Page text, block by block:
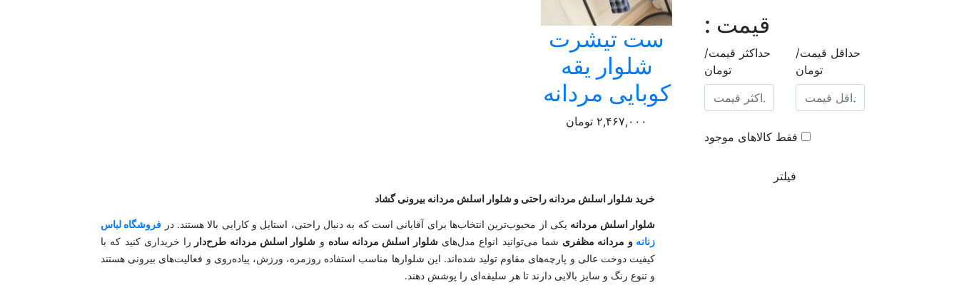
قیمت :
حداقل قیمت/
تومان
حداکثر قیمت/
تومان
فقط کالاهای موجود
فیلتر
ست تیشرت
شلوار یقه
کوبایی مردانه
۲,۴۶۷,۰۰۰ تومان
خرید شلوار اسلش مردانه راحتی و شلوار اسلش مردانه بیرونی گشاد
شلوار اسلش مردانه یکی از محبوب‌ترین انتخاب‌ها برای آقایانی است که به دنبال راحتی، استایل و کارایی بالا هستند. در فروشگاه لباس
زنانه و مردانه مظفری شما می‌توانید انواع مدل‌هایشلوار اسلش مردانه ساده و شلوار اسلش مردانه طرح‌دار را خریداری کنید که با
کیفیت دوخت عالی و پارچه‌های مقاوم تولید شده‌اند. این شلوارها مناسب استفاده روزمره، ورزش، پیاده‌روی و فعالیت‌های بیرونی هستند
و تنوع رنگ و سایز بالایی دارند تا هر سلیقه‌ای را پوشش دهند.